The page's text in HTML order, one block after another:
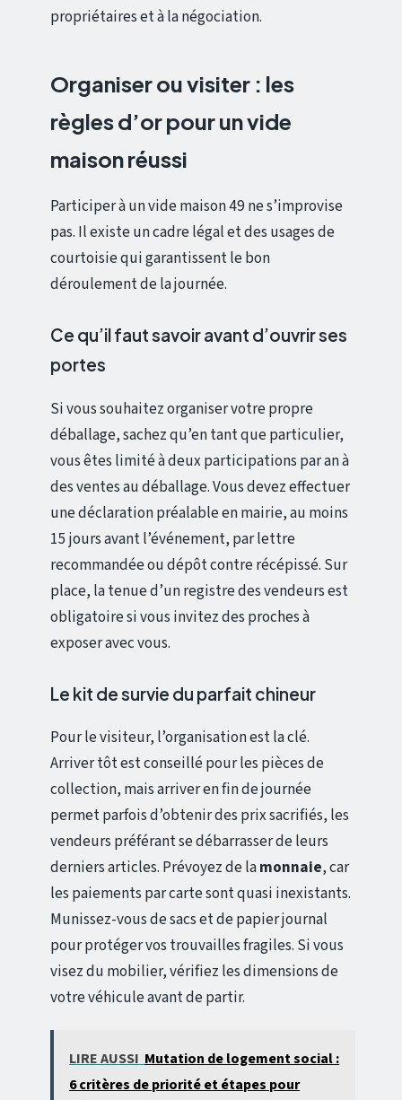
propriétaires et à la négociation.
Organiser ou visiter : les
règles d’or pour un vide
maison réussi
Participer à un vide maison 49 ne s’improvise
pas. Il existe un cadre légal et des usages de
courtoisie qui garantissent le bon
déroulement de la journée.
Ce qu’il faut savoir avant d’ouvrir ses
portes
Si vous souhaitez organiser votre propre
déballage, sachez qu’en tant que particulier,
vous êtes limité à deux participations par an à
des ventes au déballage. Vous devez effectuer
une déclaration préalable en mairie, au moins
15 jours avant l’événement, par lettre
recommandée ou dépôt contre récépissé. Sur
place, la tenue d’un registre des vendeurs est
obligatoire si vous invitez des proches à
exposer avec vous.
Le kit de survie du parfait chineur
Pour le visiteur, l’organisation est la clé.
Arriver tôt est conseillé pour les pièces de
collection, mais arriver en fin de journée
permet parfois d’obtenir des prix sacrifiés, les
vendeurs préférant se débarrasser de leurs
derniers articles. Prévoyez de lamonnaie, car
les paiements par carte sont quasi inexistants.
Munissez-vous de sacs et de papier journal
pour protéger vos trouvailles fragiles. Si vous
visez du mobilier, vérifiez les dimensions de
votre véhicule avant de partir.
LIRE AUSSI Mutation de logement social :
6 critères de priorité et étapes pour